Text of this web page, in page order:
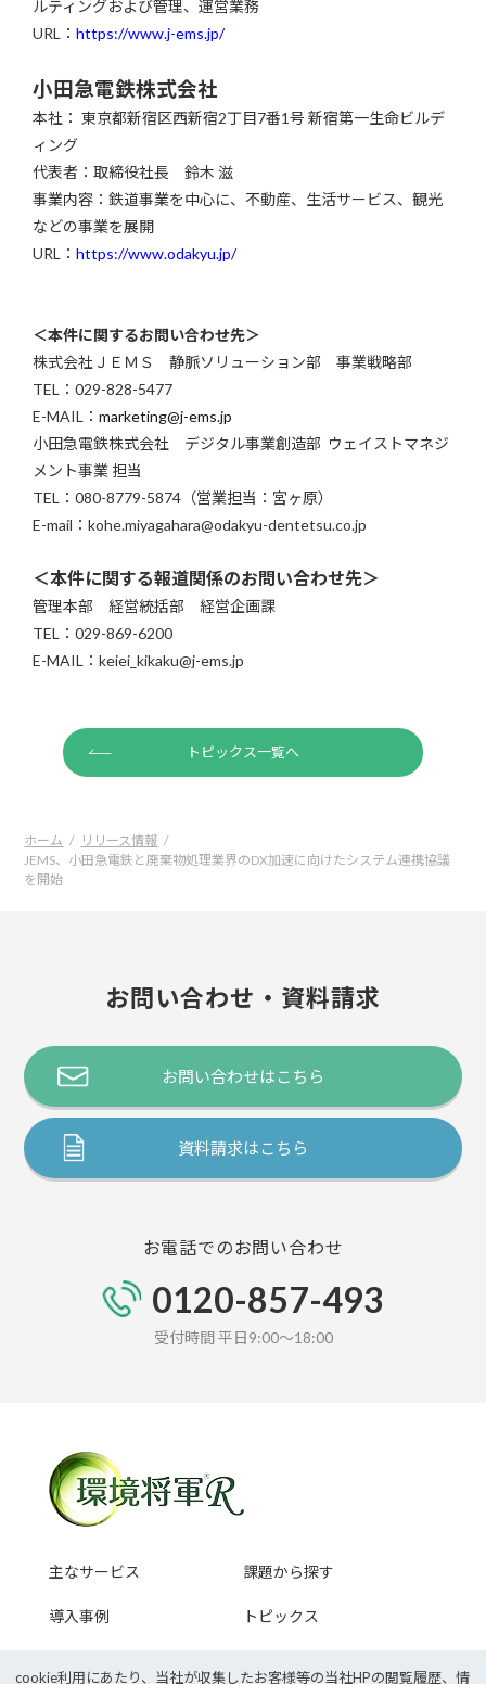
ルティングおよび管理、運営業務
URL： https://www.j-ems.jp/
小田急電鉄株式会社
本社： 東京都新宿区西新宿2丁目7番1号 新宿第一生命ビルデ
ィング
代表者：取締役社長 鈴木 滋
事業内容：鉄道事業を中心に、不動産、生活サービス、観光
などの事業を展開
URL： https://www.odakyu.jp/
＜本件に関するお問い合わせ先＞
株式会社ＪＥＭＳ 静脈ソリューション部 事業戦略部
TEL：029-828-5477
E-MAIL： marketing@j-ems.jp
小田急電鉄株式会社 デジタル事業創造部 ウェイストマネジ
メント事業 担当
TEL：080-8779-5874（営業担当：宮ヶ原）
E-mail：kohe.miyagahara@odakyu-dentetsu.co.jp
＜本件に関する報道関係のお問い合わせ先＞
管理本部 経営統括部 経営企画課
TEL：029-869-6200
E-MAIL：keiei_kikaku@j-ems.jp
トピックス一覧へ
ホーム
リリース情報
JEMS、小田急電鉄と廃棄物処理業界のDX加速に向けたシステム連携協議
を開始
お問い合わせ・資料請求
お問い合わせはこちら
資料請求はこちら
お電話でのお問い合わせ
0120-857-493
受付時間 平日9:00～18:00
主なサービス 課題から探す
導入事例 トピックス
cookie利⽤にあたり、当社が収集したお客様等の当社HPの閲覧履歴、情